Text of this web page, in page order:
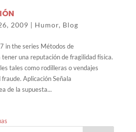
2009 | Humor, Blog
in the series Métodos de
una reputación de fragilidad física.
tales como rodilleras o vendajes
Aplicación Señala
de la supuesta...